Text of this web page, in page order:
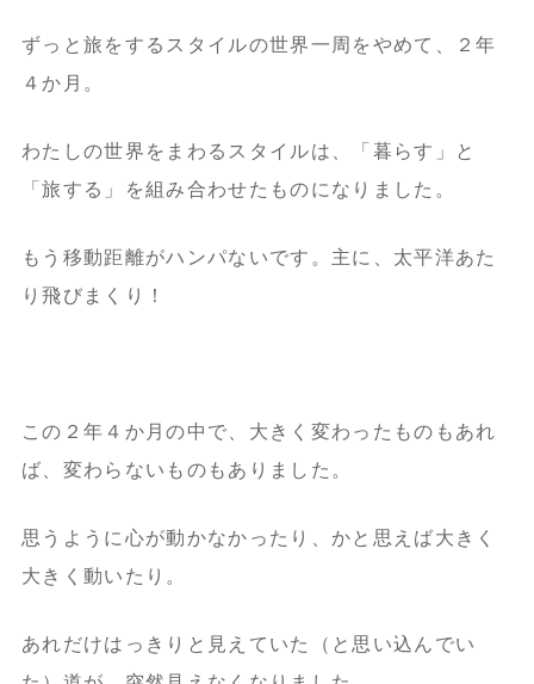
ずっと旅をするスタイルの世界一周をやめて、２年
４か月。
わたしの世界をまわるスタイルは、「暮らす」と
「旅する」を組み合わせたものになりました。
もう移動距離がハンパないです。主に、太平洋あた
り飛びまくり！
この２年４か月の中で、大きく変わったものもあれ
ば、変わらないものもありました。
思うように心が動かなかったり、かと思えば大きく
大きく動いたり。
あれだけはっきりと見えていた（と思い込んでい